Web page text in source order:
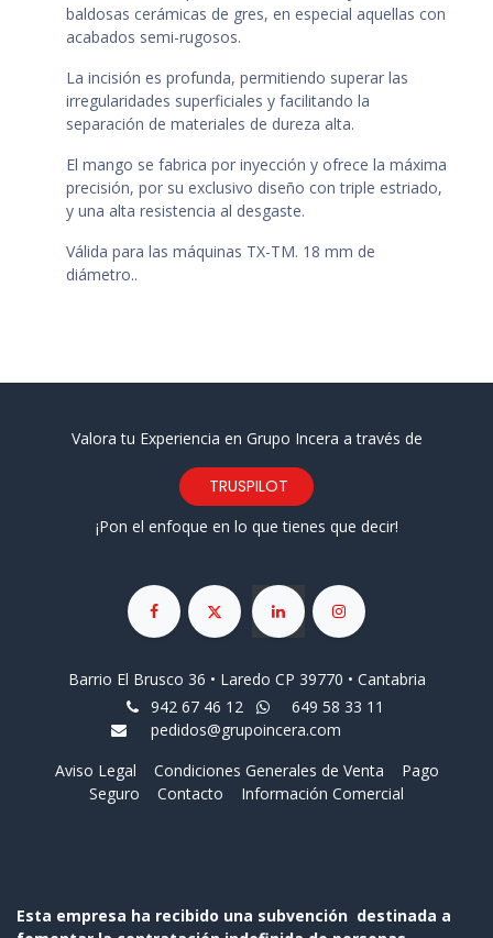
baldosas cerámicas de gres, en especial aquellas con
acabados semi-rugosos.
La incisión es profunda, permitiendo superar las
irregularidades superficiales y facilitando la
separación de materiales de dureza alta.
El mango se fabrica por inyección y ofrece la máxima
precisión, por su exclusivo diseño con triple estriado,
y una alta resistencia al desgaste.
Válida para las máquinas TX-TM. 18 mm de
diámetro..
Valora tu Experiencia en Grupo Incera a través de
TRUSPILOT
¡Pon el enfoque en lo que tienes que decir!
Barrio El Brusco 36 • Laredo CP 39770 • Cantabria
942 67 46 12
649 58 33 11
pedidos@grupoincera.com
Aviso Legal
Condiciones Generales de Venta
Pago
Seguro
Contacto Información Comercial
Esta empresa ha recibido una subvención destinada a